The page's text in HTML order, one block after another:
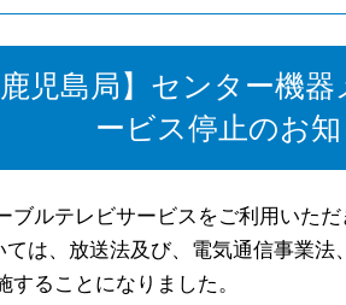
児島局】センター機
ービス停止のお
ブルテレビサービスをご利用いた
は、放送法及び、電気通信事業
することになりました。